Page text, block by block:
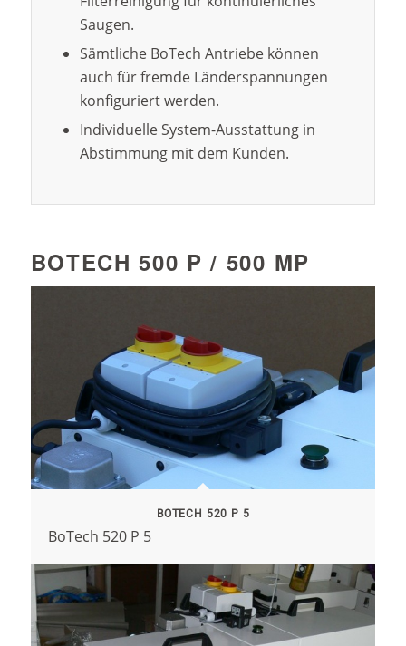
Saugen.
Sämtliche BoTech Antriebe können
auch für fremde Länderspannungen
konfiguriert werden.
Individuelle System-Ausstattung in
Abstimmung mit dem Kunden.
BOTECH 500 P / 500 MP
BOTECH 520 P 5
BoTech 520 P 5